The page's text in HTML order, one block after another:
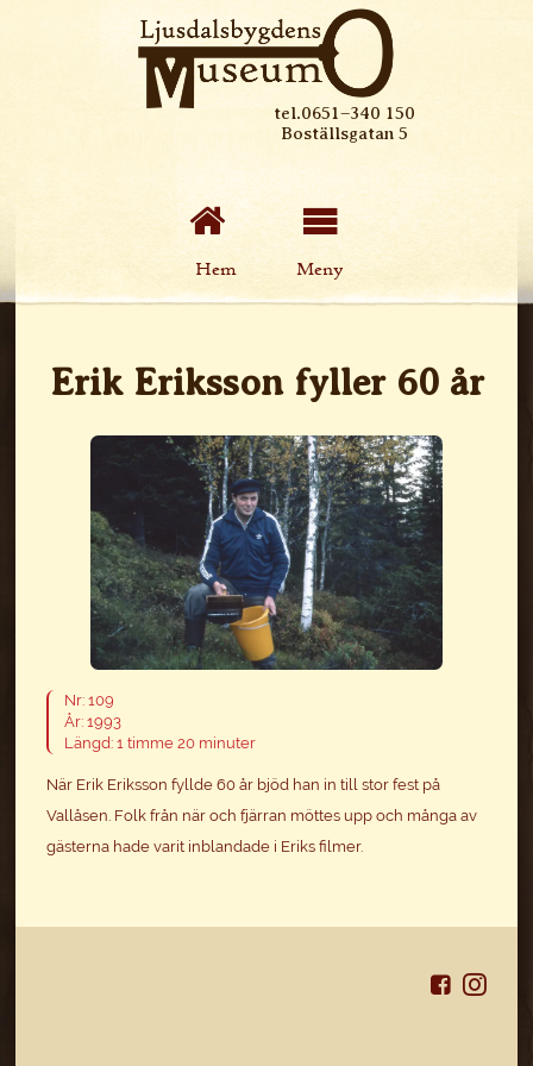
tel.0651–340 150
Boställsgatan 5
Hem Meny
Erik Eriksson fyller 60 år
Nr: 109
År: 1993
Längd: 1 timme 20 minuter
När Erik Eriksson fyllde 60 år bjöd han in till stor fest på
Vallåsen. Folk från när och fjärran möttes upp och många av
gästerna hade varit inblandade i Eriks filmer.